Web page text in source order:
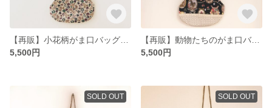
5,500円
【再販】動物たちのがま口バッグ✳︎ブラック×ホワイト
5,500円
SOLD OUT SOLD OUT